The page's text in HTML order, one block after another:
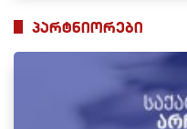
პარტნიორები